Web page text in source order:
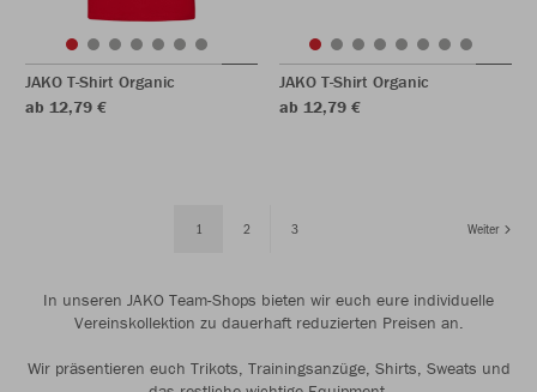
JAKO T-Shirt Organic
ab 12,79 €
JAKO T-Shirt Organic
ab 12,79 €
1 2 3 Weiter
In unseren JAKO Team-Shops bieten wir euch eure individuelle
Vereinskollektion zu dauerhaft reduzierten Preisen an.
Wir präsentieren euch Trikots, Trainingsanzüge, Shirts, Sweats und